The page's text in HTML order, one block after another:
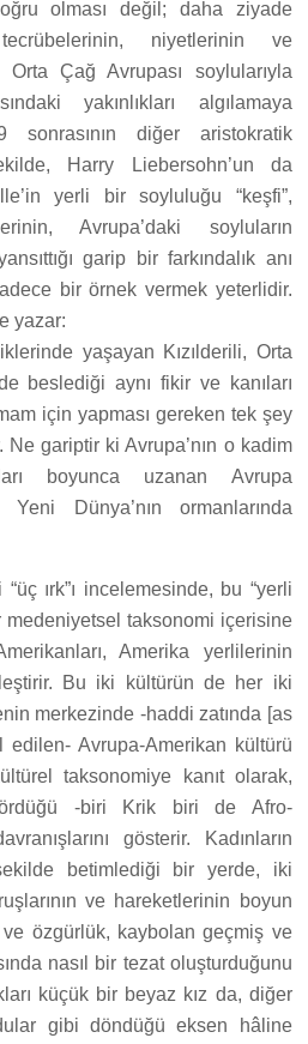
olması değil; daha ziyade
niyetlerinin ve
Orta Çağ Avrupası soylularıyla
yakınlıkları algılamaya
sonrasının diğer aristokratik
Harry Liebersohn’un da
yerli bir soyluluğu “keşfi”,
Avrupa’daki soyluların
garip bir farkındalık anı
bir örnek vermek yeterlidir.
yazar:
yaşayan Kızılderili, Orta
beslediği aynı fikir ve kanıları
için yapması gereken tek şey
gariptir ki Avrupa’nın o kadim
boyunca uzanan Avrupa
Dünya’nın ormanlarında
ırk”ı incelemesinde, bu “yerli
taksonomi içerisine
Amerika yerlilerinin
Bu iki kültürün de her iki
merkezinde -haddi zatında [as
Avrupa-Amerikan kültürü
taksonomiye kanıt olarak,
-biri Krik biri de Afro-
gösterir. Kadınların
şekilde betimlediği bir yerde, iki
ve hareketlerinin boyun
özgürlük, kaybolan geçmiş ve
nasıl bir tezat oluşturduğunu
küçük bir beyaz kız da, diğer
gibi döndüğü eksen hâline